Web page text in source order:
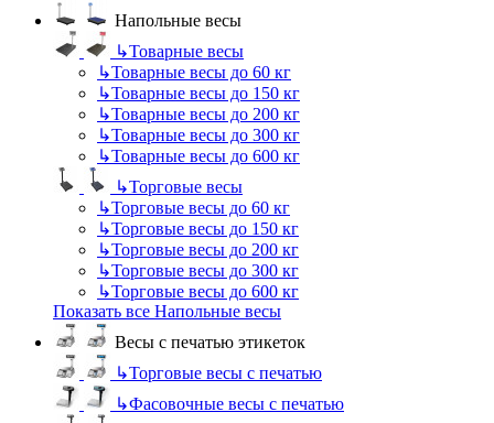
Напольные весы
↳Товарные весы
↳Товарные весы до 60 кг
↳Товарные весы до 150 кг
↳Товарные весы до 200 кг
↳Товарные весы до 300 кг
↳Товарные весы до 600 кг
↳Торговые весы
↳Торговые весы до 60 кг
↳Торговые весы до 150 кг
↳Торговые весы до 200 кг
↳Торговые весы до 300 кг
↳Торговые весы до 600 кг
Показать все Напольные весы
Весы с печатью этикеток
↳Торговые весы с печатью
↳Фасовочные весы с печатью